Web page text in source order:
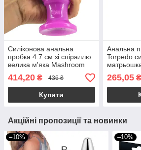
Силіконова анальна
пробка 4.7 см зі спіраллю
велика м'яка Mashroom
Plug
414,20 ₴ 436 ₴
Купити
Анальна
Torpedo
265,05₴
Акційні пропозиції та новинки
–10% –10%